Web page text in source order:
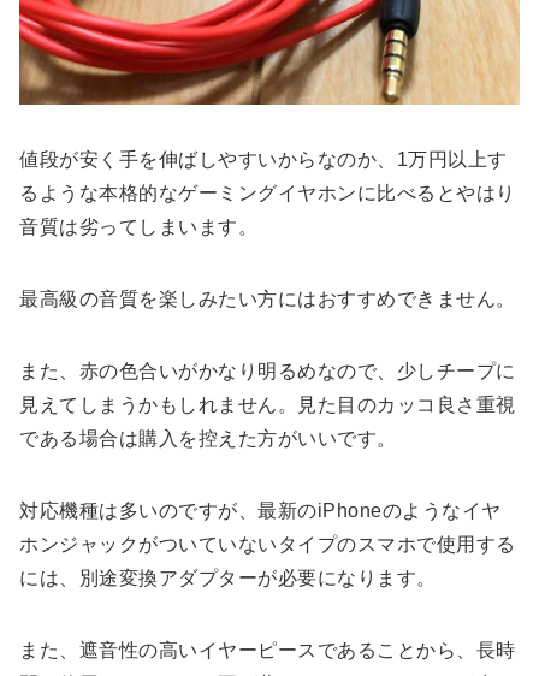
値段が安く手を伸ばしやすいからなのか、1万円以上す
るような本格的なゲーミングイヤホンに比べるとやはり
音質は劣ってしまいます。
最高級の音質を楽しみたい方にはおすすめできません。
また、赤の色合いがかなり明るめなので、少しチープに
見えてしまうかもしれません。見た目のカッコ良さ重視
である場合は購入を控えた方がいいです。
対応機種は多いのですが、最新のiPhoneのようなイヤ
ホンジャックがついていないタイプのスマホで使用する
には、別途変換アダプターが必要になります。
また、遮音性の高いイヤーピースであることから、長時